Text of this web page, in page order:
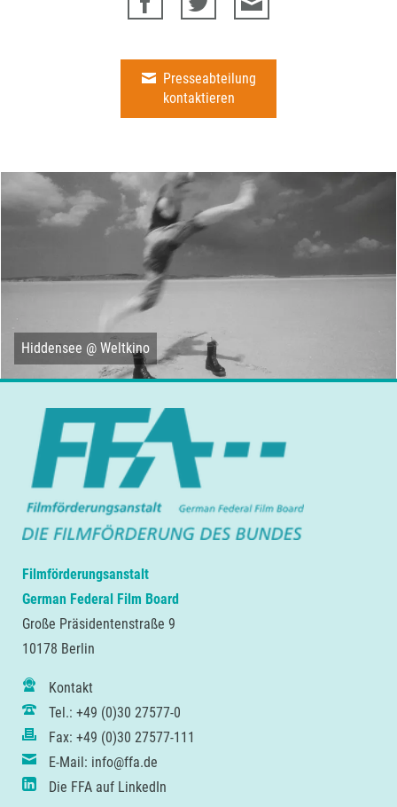
Presseabteilung
kontaktieren
Hiddensee @ Weltkino
Filmförderungsanstalt
German Federal Film Board
Große Präsidentenstraße 9
10178 Berlin
Kontakt
Tel.: +49 (0)30 27577-0
Fax: +49 (0)30 27577-111
E-Mail: info@ffa.de
Die FFA auf LinkedIn